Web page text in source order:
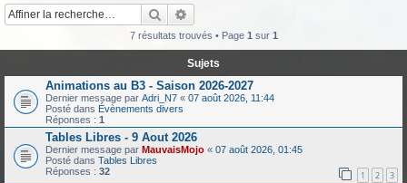
r
Rechercher
7 résultats trouvés • Page 1 sur 1
Sujets
Animations au B3 - Saison 2026-2027
Dernier message par Adri_N7 « 07 août 2026, 11:44
Posté dans Évènements divers
Réponses : 1
Tables Libres - 9 Aout 2026
Dernier message par MauvaisMojo « 07 août 2026, 01:45
Posté dans Tables Libres
Réponses : 32 1 2 3